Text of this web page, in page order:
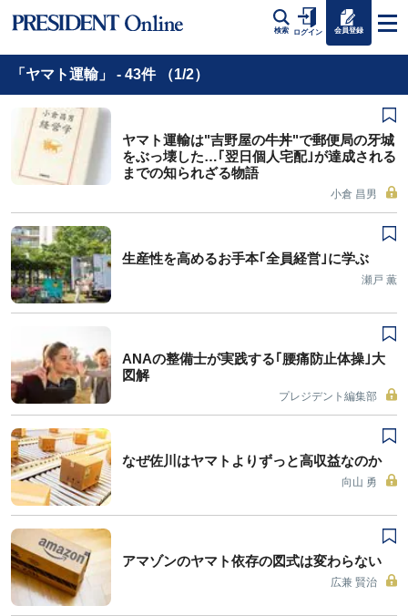
検索 ログイン 会員登録
「ヤマト運輸」 - 43件 （1/2）
ヤマト運輸は"吉野屋の牛丼"で郵便局の牙城
をぶっ壊した…｢翌日個人宅配｣が達成される
までの知られざる物語
小倉 昌男
生産性を高めるお手本｢全員経営｣に学ぶ
瀬戸 薫
ANAの整備士が実践する｢腰痛防止体操｣大
図解
プレジデント編集部
なぜ佐川はヤマトよりずっと高収益なのか
向山 勇
アマゾンのヤマト依存の図式は変わらない
広兼 賢治